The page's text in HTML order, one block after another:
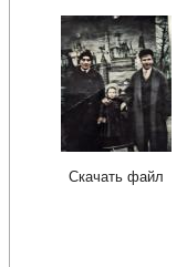
Скачать файл